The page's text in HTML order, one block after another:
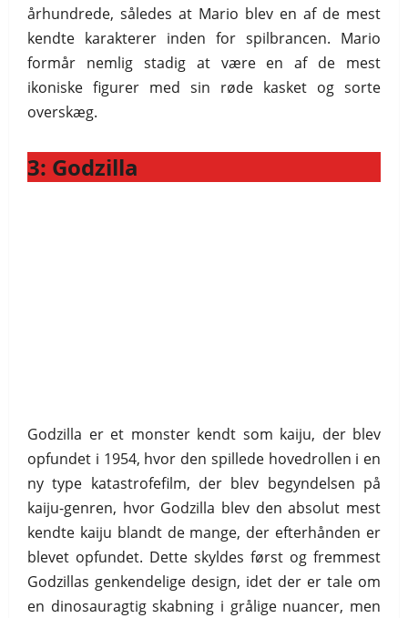
århundrede, således at Mario blev en af de mest
kendte karakterer inden for spilbrancen. Mario
formår nemlig stadig at være en af de mest
ikoniske figurer med sin røde kasket og sorte
overskæg.
3: Godzilla
Godzilla er et monster kendt som kaiju, der blev
opfundet i 1954, hvor den spillede hovedrollen i en
ny type katastrofefilm, der blev begyndelsen på
kaiju-genren, hvor Godzilla blev den absolut mest
kendte kaiju blandt de mange, der efterhånden er
blevet opfundet. Dette skyldes først og fremmest
Godzillas genkendelige design, idet der er tale om
en dinosauragtig skabning i grålige nuancer, men